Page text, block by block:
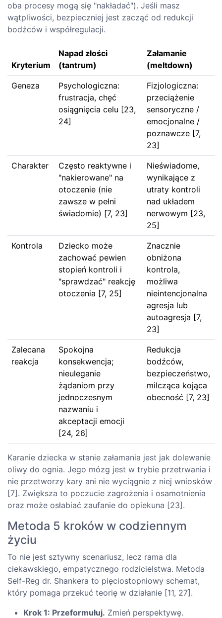
oba procesy mogą się "nakładać"). Jeśli masz
wątpliwości, bezpieczniej jest zacząć od redukcji
bodźców i współregulacji.
Kryterium
Napad złości
(tantrum)
Załamanie
(meltdown)
Geneza
Psychologiczna:
frustracja, chęć
osiągnięcia celu [23,
24]
Fizjologiczna:
przeciążenie
sensoryczne /
emocjonalne /
poznawcze [7,
23]
Charakter
Często reaktywne i
"nakierowane" na
otoczenie (nie
zawsze w pełni
świadomie) [7, 23]
Nieświadome,
wynikające z
utraty kontroli
nad układem
nerwowym [23,
25]
Kontrola
Dziecko może
zachować pewien
stopień kontroli i
"sprawdzać" reakcję
otoczenia [7, 25]
Znacznie
obniżona
kontrola,
możliwa
nieintencjonalna
agresja lub
autoagresja [7,
23]
Zalecana
reakcja
Spokojna
konsekwencja;
nieuleganie
żądaniom przy
jednoczesnym
nazwaniu i
akceptacji emocji
[24, 26]
Redukcja
bodźców,
bezpieczeństwo,
milcząca kojąca
obecność [7, 23]
Karanie dziecka w stanie załamania jest jak dolewanie
oliwy do ognia. Jego mózg jest w trybie przetrwania i
nie przetworzy kary ani nie wyciągnie z niej wniosków
[7]. Zwiększa to poczucie zagrożenia i osamotnienia
oraz może osłabiać zaufanie do opiekuna [23].
Metoda 5 kroków w codziennym
życiu
To nie jest sztywny scenariusz, lecz rama dla
ciekawskiego, empatycznego rodzicielstwa. Metoda
Self-Reg dr. Shankera to pięciostopniowy schemat,
który pomaga przekuć teorię w działanie [11, 27].
Krok 1: Przeformułuj. Zmień perspektywę.